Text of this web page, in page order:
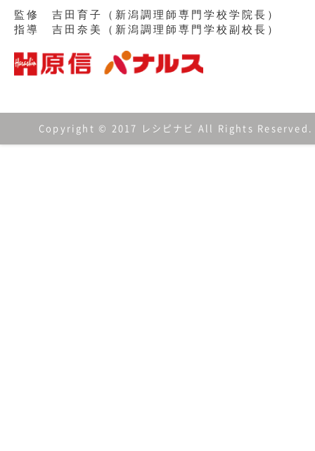
監修 吉田育子（新潟調理師専門学校学院長）
指導 吉田奈美（新潟調理師専門学校副校長）
Copyright © 2017 レシピナビ All Rights Reserved.